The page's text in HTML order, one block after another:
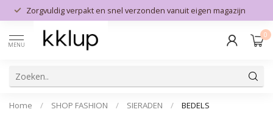
Zorgvuldig verpakt en snel verzonden vanuit eigen magazijn
MENU
0
Home / SHOP FASHION / SIERADEN / BEDELS